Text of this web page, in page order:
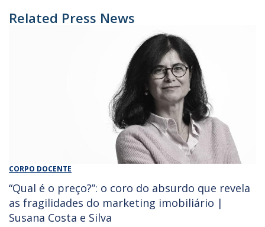
Related Press News
CORPO DOCENTE
“Qual é o preço?”: o coro do absurdo que revela
as fragilidades do marketing imobiliário |
Susana Costa e Silva